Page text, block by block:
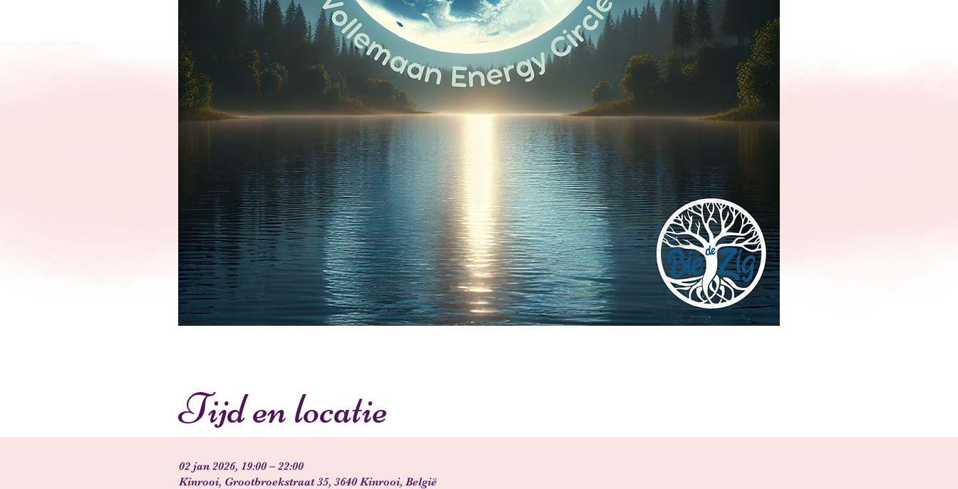
Tijd en locatie
02 jan 2026, 19:00 – 22:00
Kinrooi, Grootbroekstraat 35, 3640 Kinrooi, België